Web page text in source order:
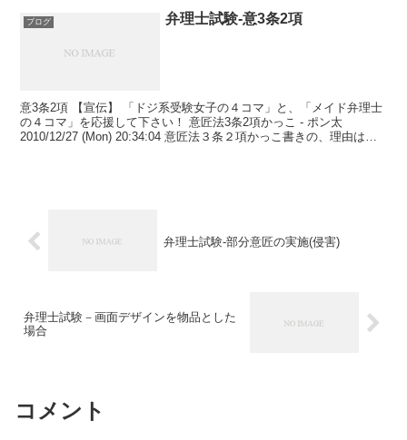
ブログ 弁理士試験-意3条2項
意3条2項 【宣伝】 「ドジ系受験女子の４コマ」と、「メイド弁理士
の４コマ」を応援して下さい！ 意匠法3条2項かっこ - ポン太
2010/12/27 (Mon) 20:34:04 意匠法３条２項かっこ書きの、理由は重
弁理士試験-部分意匠の実施(侵害)
弁理士試験－画面デザインを物品とした
場合
コメント